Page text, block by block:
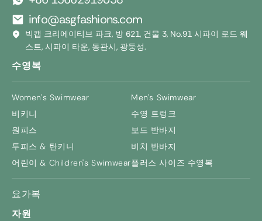
info@asgfashions.com
빅캡 크리에이티브 파크, 방 621, 건물 3, No.91 시파이 로드 웨
스트, 시파이 타운, 동관시, 광둥성.
수영복
Women's Swimwear
비키니
원피스
투피스 & 탄키니
어린이 & Children's Swimwear
Men's Swimwear
수영 트렁크
보드 반바지
비치 반바지
플러스 사이즈 수영복
요가복
자원